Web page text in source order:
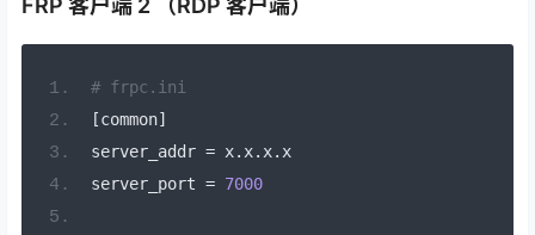
FRP 客户端 2 （RDP 客户端）
# frpc.ini
[common]
server_addr = x. x. x. x
server_port = 7000